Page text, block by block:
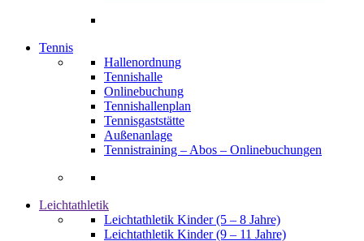
Tennis
Hallenordnung
Tennishalle
Onlinebuchung
Tennishallenplan
Tennisgaststätte
Außenanlage
Tennistraining – Abos – Onlinebuchungen
Leichtathletik
Leichtathletik Kinder (5 – 8 Jahre)
Leichtathletik Kinder (9 – 11 Jahre)